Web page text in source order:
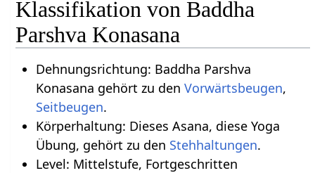
Klassifikation von Baddha
Parshva Konasana
Dehnungsrichtung: Baddha Parshva
Konasana gehört zu den Vorwärtsbeugen,
Seitbeugen.
Körperhaltung: Dieses Asana, diese Yoga
Übung, gehört zu den Stehhaltungen.
Level: Mittelstufe, Fortgeschritten